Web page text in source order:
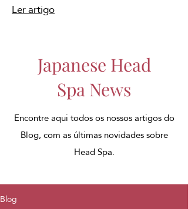
Ler artigo
Japanese Head
Spa News
Encontre aqui todos os nossos artigos do
Blog, com as últimas novidades sobre
Head Spa.
Blog